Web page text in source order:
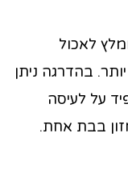
לאכול
בהדרגה ניתן
על לעיסה
בבת אחת.